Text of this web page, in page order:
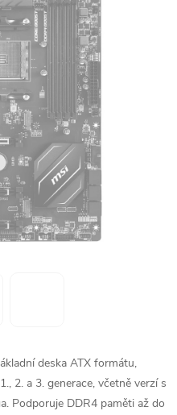
deska ATX formátu,
2. a 3. generace, včetně verzí s
Podporuje DDR4 paměti až do